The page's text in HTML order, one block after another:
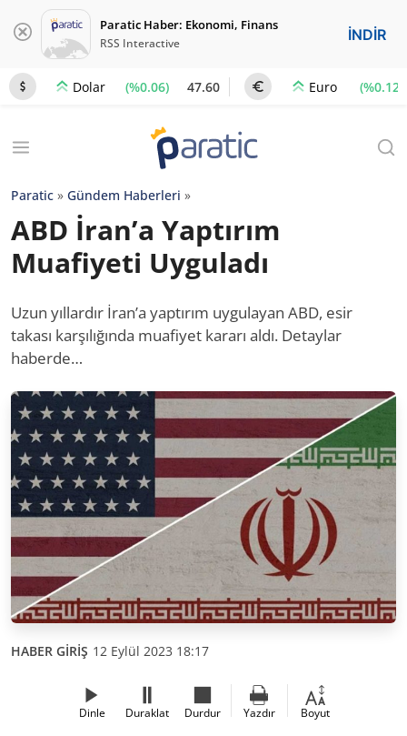
Paratic Haber: Ekonomi, Finans
RSS Interactive İNDİR
Dolar (%0.06) 47.60 Euro (%0.12)
Paratic » Gündem Haberleri »
ABD İran’a Yaptırım
Muafiyeti Uyguladı
Uzun yıllardır İran’a yaptırım uygulayan ABD, esir
takası karşılığında muafiyet kararı aldı. Detaylar
haberde…
HABER GİRİŞ 12 Eylül 2023 18:17
Dinle Duraklat Durdur Yazdır Boyut